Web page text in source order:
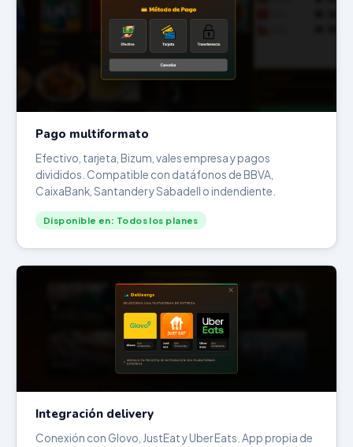
Pago multiformato
Efectivo, tarjeta, Bizum, vales empresa y pagos
divididos. Compatible con datáfonos de BBVA,
CaixaBank, Santander y Sabadell o indendiente.
Disponible en: Todos los planes
Integración delivery
Conexión con Glovo, JustEat y Uber Eats. App propia de